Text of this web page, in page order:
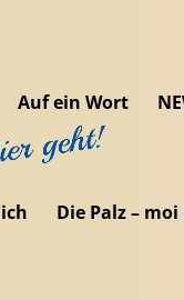
Auf ein Wort
Die Palz –